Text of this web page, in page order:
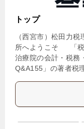
トップ
（西宮市）松田力
所へようこそ 「税
治療院の会計・税務
Q&A155」の著者税